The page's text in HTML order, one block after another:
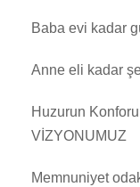
Baba evi kadar
Anne eli kadar
Huzurun
VİZYONUMUZ
Memnuniyet